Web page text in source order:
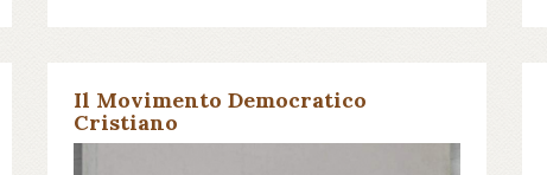
Il Movimento Democratico
Cristiano